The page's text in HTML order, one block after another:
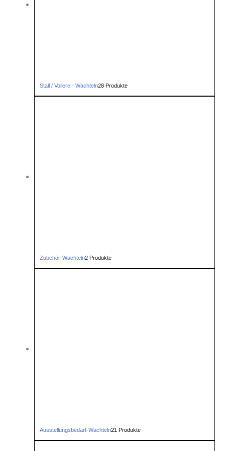
Stall / Voliere - Wachteln28 Produkte
Zubehör-Wachteln2 Produkte
Ausstellungsbedarf-Wachteln21 Produkte